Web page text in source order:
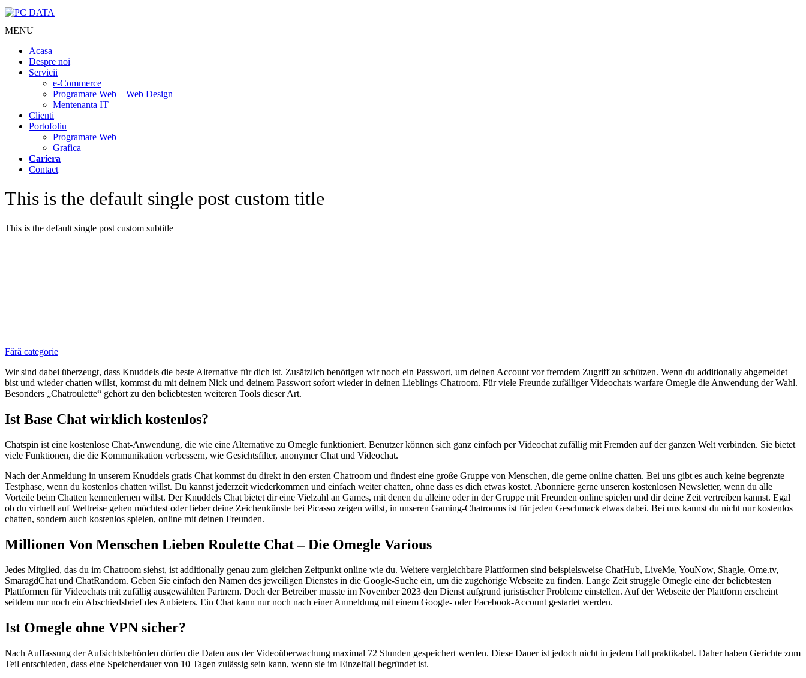
MENU
Acasa
Despre noi
Servicii
e-Commerce
Programare Web – Web Design
Mentenanta IT
Clienti
Portofoliu
Programare Web
Grafica
Cariera
Contact
This is the default single post custom title
This is the default single post custom subtitle
Fără categorie
Wir sind dabei überzeugt, dass Knuddels die beste Alternative für dich ist. Zusätzlich benötigen wir noch ein Passwort, um deinen Account vor fremdem Zugriff zu schützen. Wenn du additionally abgemeldet
bist und wieder chatten willst, kommst du mit deinem Nick und deinem Passwort sofort wieder in deinen Lieblings Chatroom. Für viele Freunde zufälliger Videochats warfare Omegle die Anwendung der Wahl.
Besonders „Chatroulette“ gehört zu den beliebtesten weiteren Tools dieser Art.
Ist Base Chat wirklich kostenlos?
Chatspin ist eine kostenlose Chat-Anwendung, die wie eine Alternative zu Omegle funktioniert. Benutzer können sich ganz einfach per Videochat zufällig mit Fremden auf der ganzen Welt verbinden. Sie bietet
viele Funktionen, die die Kommunikation verbessern, wie Gesichtsfilter, anonymer Chat und Videochat.
Nach der Anmeldung in unserem Knuddels gratis Chat kommst du direkt in den ersten Chatroom und findest eine große Gruppe von Menschen, die gerne online chatten. Bei uns gibt es auch keine begrenzte
Testphase, wenn du kostenlos chatten willst. Du kannst jederzeit wiederkommen und einfach weiter chatten, ohne dass es dich etwas kostet. Abonniere gerne unseren kostenlosen Newsletter, wenn du alle
Vorteile beim Chatten kennenlernen willst. Der Knuddels Chat bietet dir eine Vielzahl an Games, mit denen du alleine oder in der Gruppe mit Freunden online spielen und dir deine Zeit vertreiben kannst. Egal
ob du virtuell auf Weltreise gehen möchtest oder lieber deine Zeichenkünste bei Picasso zeigen willst, in unseren Gaming-Chatrooms ist für jeden Geschmack etwas dabei. Bei uns kannst du nicht nur kostenlos
chatten, sondern auch kostenlos spielen, online mit deinen Freunden.
Millionen Von Menschen Lieben Roulette Chat – Die Omegle Various
Jedes Mitglied, das du im Chatroom siehst, ist additionally genau zum gleichen Zeitpunkt online wie du. Weitere vergleichbare Plattformen sind beispielsweise ChatHub, LiveMe, YouNow, Shagle, Ome.tv,
SmaragdChat und ChatRandom. Geben Sie einfach den Namen des jeweiligen Dienstes in die Google-Suche ein, um die zugehörige Webseite zu finden. Lange Zeit struggle Omegle eine der beliebtesten
Plattformen für Videochats mit zufällig ausgewählten Partnern. Doch der Betreiber musste im November 2023 den Dienst aufgrund juristischer Probleme einstellen. Auf der Webseite der Plattform erscheint
seitdem nur noch ein Abschiedsbrief des Anbieters. Ein Chat kann nur noch nach einer Anmeldung mit einem Google- oder Facebook-Account gestartet werden.
Ist Omegle ohne VPN sicher?
Nach Auffassung der Aufsichtsbehörden dürfen die Daten aus der Videoüberwachung maximal 72 Stunden gespeichert werden. Diese Dauer ist jedoch nicht in jedem Fall praktikabel. Daher haben Gerichte zum
Teil entschieden, dass eine Speicherdauer von 10 Tagen zulässig sein kann, wenn sie im Einzelfall begründet ist.